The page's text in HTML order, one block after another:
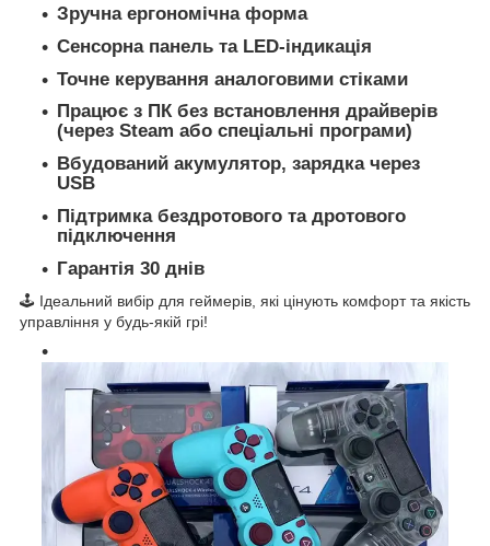
Зручна ергономічна форма
Сенсорна панель та LED-індикація
Точне керування аналоговими стіками
Працює з ПК без встановлення драйверів
(через Steam або спеціальні програми)
Вбудований акумулятор, зарядка через
USB
Підтримка бездротового та дротового
підключення
Гарантія 30 днів
🕹 Ідеальний вибір для геймерів, які цінують комфорт та якість
управління у будь-якій грі!